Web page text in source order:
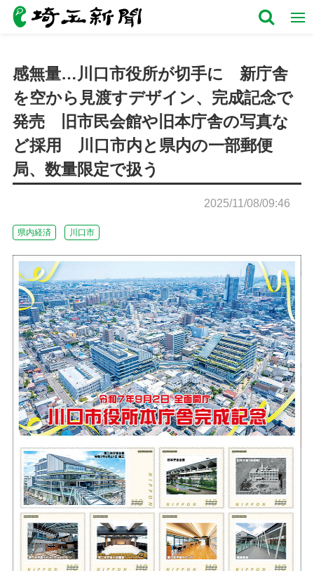
感無量…川口市役所が切手に 新庁舎
を空から見渡すデザイン、完成記念で
発売 旧市民会館や旧本庁舎の写真な
ど採用 川口市内と県内の一部郵便
局、数量限定で扱う
2025/11/08/09:46
県内経済 川口市